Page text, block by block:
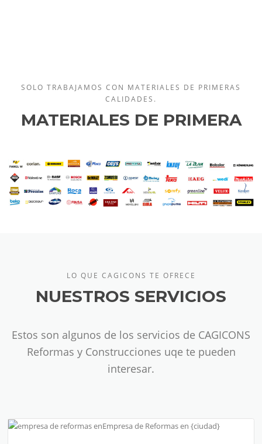
SOLO TRABAJAMOS CON MATERIALES DE PRIMERAS
CALIDADES.
MATERIALES DE PRIMERA
LO QUE CAGICONS TE OFRECE
NUESTROS SERVICIOS
Estos son algunos de los servicios de CAGICONS
Reformas y Construcciones uqe te pueden
interesar.